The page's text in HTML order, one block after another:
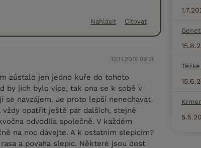
Nahlásit Citovat
12.11.2018 09:11
zůstalo jen jedno kuře do tohoto
by jich bylo více, tak ona se k sobě v
se navzájem. Je proto lepší nenechávat
opatřit ještě pár dalších, stejně
odvodila společně. V každém
na noc dávejte. A k ostatním slepicím?
a povaha slepic. Některé jsou dost